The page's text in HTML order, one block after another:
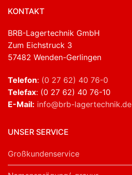
KONTAKT
BRB-Lagertechnik GmbH
Zum Eichstruck 3
57482 Wenden-Gerlingen
Telefon: (0 27 62) 40 76-0
Telefax: (0 27 62) 40 76-10
E-Mail: info@brb-lagertechnik.de
UNSER SERVICE
Großkundenservice